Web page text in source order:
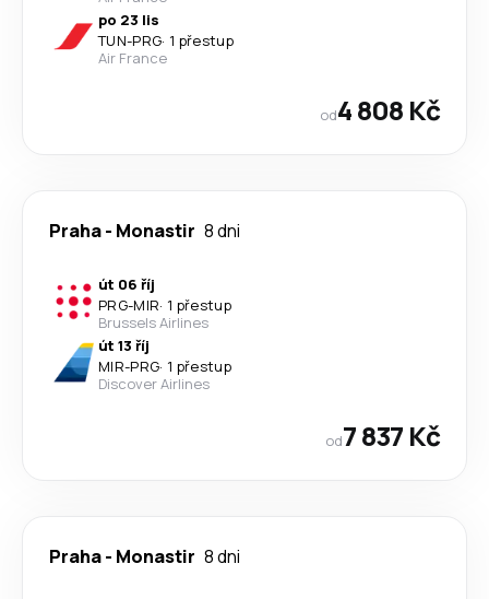
po 23 lis
TUN-PRG· 1 přestup
Air France
od4 808 Kč
Praha- Monastir 8 dni
út 06 říj
PRG-MIR· 1 přestup
Brussels Airlines
út 13 říj
MIR-PRG· 1 přestup
Discover Airlines
od7 837 Kč
Praha- Monastir 8 dni